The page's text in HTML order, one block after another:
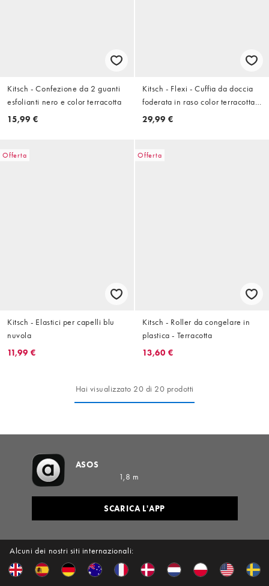
Kitsch - Confezione da 2 guanti
esfolianti nero e color terracotta
15,99 €
Kitsch - Flexi - Cuffia da doccia
foderata in raso color terracotta a
quadri
29,99 €
Offerta
Kitsch - Elastici per capelli blu
nuvola
11,99 €
Offerta
Kitsch - Roller da congelare in
plastica - Terracotta
13,60 €
Hai visualizzato 20 di 20 prodotti
Alcuni dei nostri siti internazionali:
ASOS
1,8 m
SCARICA L'APP